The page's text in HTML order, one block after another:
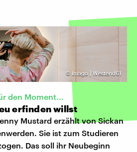
© Imago | Westend61
den Moment...
erfinden willst
Mustard erzählt von Sickan
Sie ist zum Studieren
Das soll ihr Neubeginn